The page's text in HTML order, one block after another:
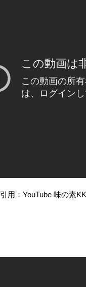
引用：YouTube 味の素